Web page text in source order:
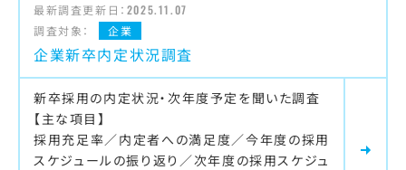
最新調査更新日： 2025.11.07
調査対象：
企業
企業新卒内定状況調査
新卒採用の内定状況・次年度予定を聞いた調査
【主な項目】
採用充足率／内定者への満足度／今年度の採用
スケジュールの振り返り／次年度の採用スケジュ